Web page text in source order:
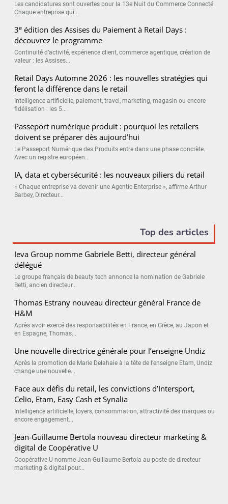
Les candidatures sont ouvertes pour la 13e Nuit du Commerce Connecté.
Chaque entreprise qui...
3e édition des Assises du Paiement à Retail Days :
découvrez le programme
Continuité d’activité, expérience client, commerce agentique, création de
valeur : les Assises...
Retail Days Automne 2026 : les nouvelles stratégies qui
feront la différence dans le retail
Intelligence artificielle, paiement, travel, marketing, magasin ou encore
fidélisation : les 5...
Passeport numérique produit : pourquoi les retailers
doivent se préparer dès aujourd’hui
Le Passeport Numérique des Produits entre dans une phase concrète.
Avec un registre européen...
IA, data et cybersécurité : les nouveaux piliers du retail
« Chaque entreprise va devenir une Agentic Enterprise », affirme Arthur
Barbey, Directeur...
Top des articles
Ieva Group nomme Gabriele Betti, directeur général
délégué
Le groupe français de beauty tech annonce la nomination de Gabriele
Betti, ancien directeur...
Thomas Estrany nouveau directeur général France de
H&M
Après avoir exercé des responsabilités en France, en Grèce, au Japon et
en Espagne, Thomas...
Une nouvelle directrice générale pour l’enseigne Undiz
Après la promotion de Marie Delahaie à la tête de l’enseigne Etam, Undiz
change une nouvelle...
Face aux défis du retail, les convictions d’Intersport,
Celio, Etam, Easy Cash et Synalia
Intelligence artificielle, loyers, consommation, attractivité des marques ou
encore engagement...
Jean-Guillaume Bertola nouveau directeur marketing &
digital de Coopérative U
Coopérative U nomme Jean-Guillaume Bertola au poste de directeur
marketing & digital pour...